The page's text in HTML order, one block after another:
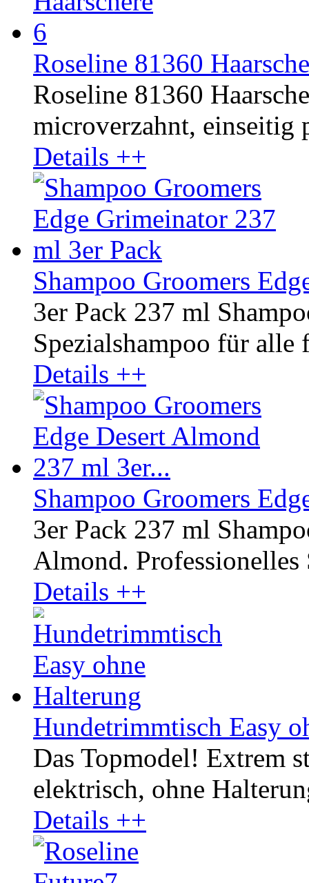
Roseline 81360
Roseline 81360
microverzahnt, einseitig
Details ++
Shampoo Groomers
3er Pack 237 ml
Spezialshampoo für alle
Details ++
Shampoo Groomers
3er Pack 237 ml
Almond. Professionelles
Details ++
Hundetrimmtisch Easy
Das Topmodel! Extrem
elektrisch, ohne
Details ++